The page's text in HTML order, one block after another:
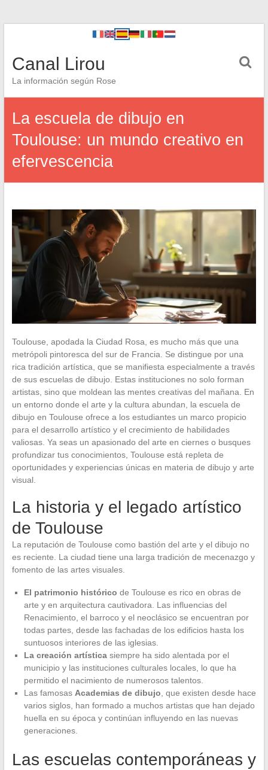
Canal Lirou
La información según Rose
La escuela de dibujo en
Toulouse: un mundo creativo en
efervescencia
Toulouse, apodada la Ciudad Rosa, es mucho más que una
metrópoli pintoresca del sur de Francia. Se distingue por una
rica tradición artística, que se manifiesta especialmente a través
de sus escuelas de dibujo. Estas instituciones no solo forman
artistas, sino que moldean las mentes creativas del mañana. En
un entorno donde el arte y la cultura abundan, la escuela de
dibujo en Toulouse ofrece a los estudiantes un marco propicio
para el desarrollo artístico y el crecimiento de habilidades
valiosas. Ya seas un apasionado del arte en ciernes o busques
profundizar tus conocimientos, Toulouse está repleta de
oportunidades y experiencias únicas en materia de dibujo y arte
visual.
La historia y el legado artístico
de Toulouse
La reputación de Toulouse como bastión del arte y el dibujo no
es reciente. La ciudad tiene una larga tradición de mecenazgo y
fomento de las artes visuales.
El patrimonio histórico de Toulouse es rico en obras de
arte y en arquitectura cautivadora. Las influencias del
Renacimiento, el barroco y el neoclásico se encuentran por
todas partes, desde las fachadas de los edificios hasta los
suntuosos interiores de las iglesias.
La creación artísticasiempre ha sido alentada por el
municipio y las instituciones culturales locales, lo que ha
permitido el nacimiento de numerosos talentos.
Las famosas Academias de dibujo , que existen desde hace
varios siglos, han formado a muchos artistas que han dejado
huella en su época y continúan influyendo en las nuevas
generaciones.
Las escuelas contemporáneas y